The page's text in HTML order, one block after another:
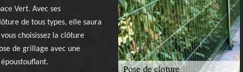
Vert. Avec ses
de tous types, elle saura
choisissez la clôture
de grillage avec une